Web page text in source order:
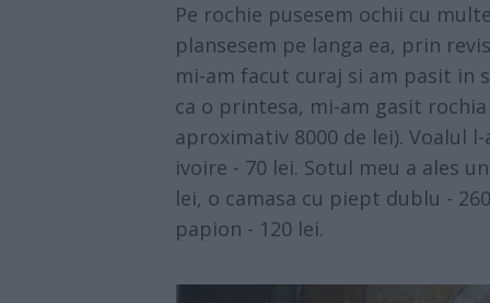
Pe rochie pusesem ochii cu
plansesem pe langa ea, prin
mi-am facut curaj si am pasit in
ca o printesa, mi-am gasit rochia
aproximativ 8000 de lei). Voalul
ivoire - 70 lei. Sotul meu a ales
lei, o camasa cu piept dublu -
papion - 120 lei.